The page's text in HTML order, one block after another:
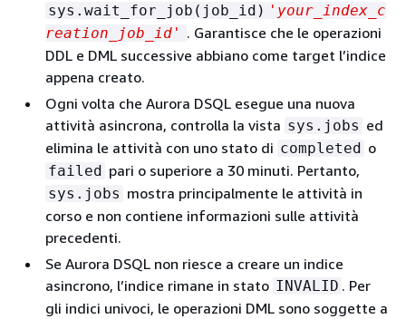
sys.wait_for_job(job_id) 'your_index_c
reation_job_id' . Garantisce che le operazioni
DDL e DML successive abbiano come target l’indice
appena creato.
Ogni volta che Aurora DSQL esegue una nuova
attività asincrona, controlla la vista sys.jobs ed
elimina le attività con uno stato di completed o
failed pari o superiore a 30 minuti. Pertanto,
sys.jobs mostra principalmente le attività in
corso e non contiene informazioni sulle attività
precedenti.
Se Aurora DSQL non riesce a creare un indice
asincrono, l’indice rimane in stato INVALID . Per
gli indici univoci, le operazioni DML sono soggette a